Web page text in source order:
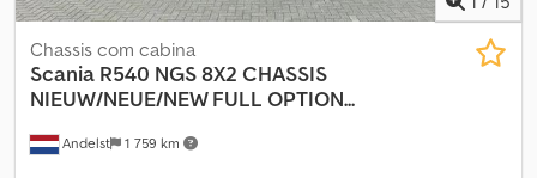
Andelst 1 759 km
Chassis com cabina
Scania R540 NGS 8X2 CHASSIS
NIEUW/NEUE/NEW FULL OPTION...